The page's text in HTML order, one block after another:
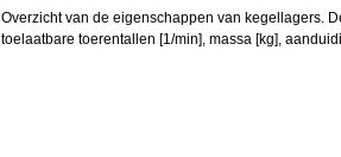
Overzicht van de eigenschappen van kegellagers.
toelaatbare toerentallen [1/min], massa [kg],